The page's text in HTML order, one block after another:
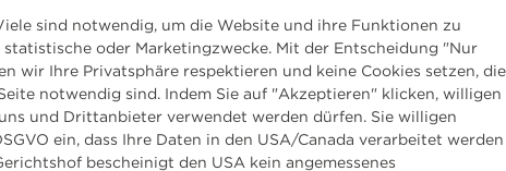
sind notwendig, um die Website und ihre Funktionen zu
oder Marketingzwecke. Mit der Entscheidung "Nur
wir Ihre Privatsphäre respektieren und keine Cookies setzen, die
notwendig sind. Indem Sie auf "Akzeptieren" klicken, willigen
und Drittanbieter verwendet werden dürfen. Sie willigen
ein, dass Ihre Daten in den USA/Canada verarbeitet werden
bescheinigt den USA kein angemessenes